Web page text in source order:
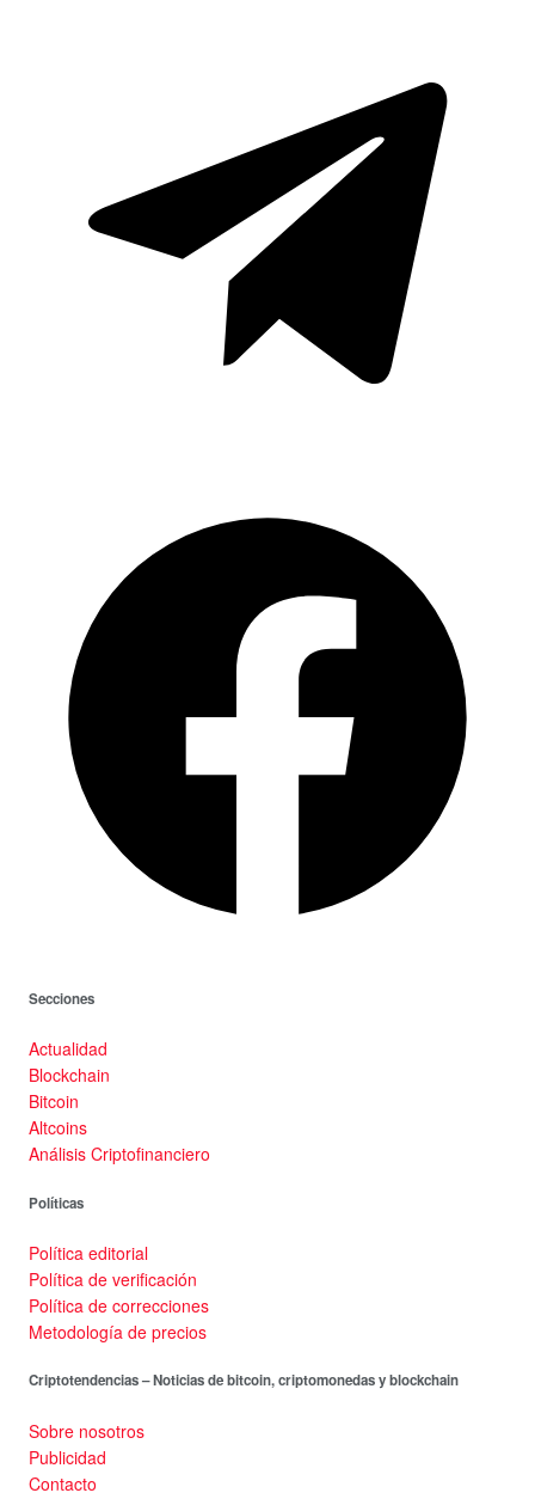
Secciones
Actualidad
Blockchain
Bitcoin
Altcoins
Análisis Criptofinanciero
Políticas
Política editorial
Política de verificación
Política de correcciones
Metodología de precios
Criptotendencias – Noticias de bitcoin, criptomonedas y blockchain
Sobre nosotros
Publicidad
Contacto